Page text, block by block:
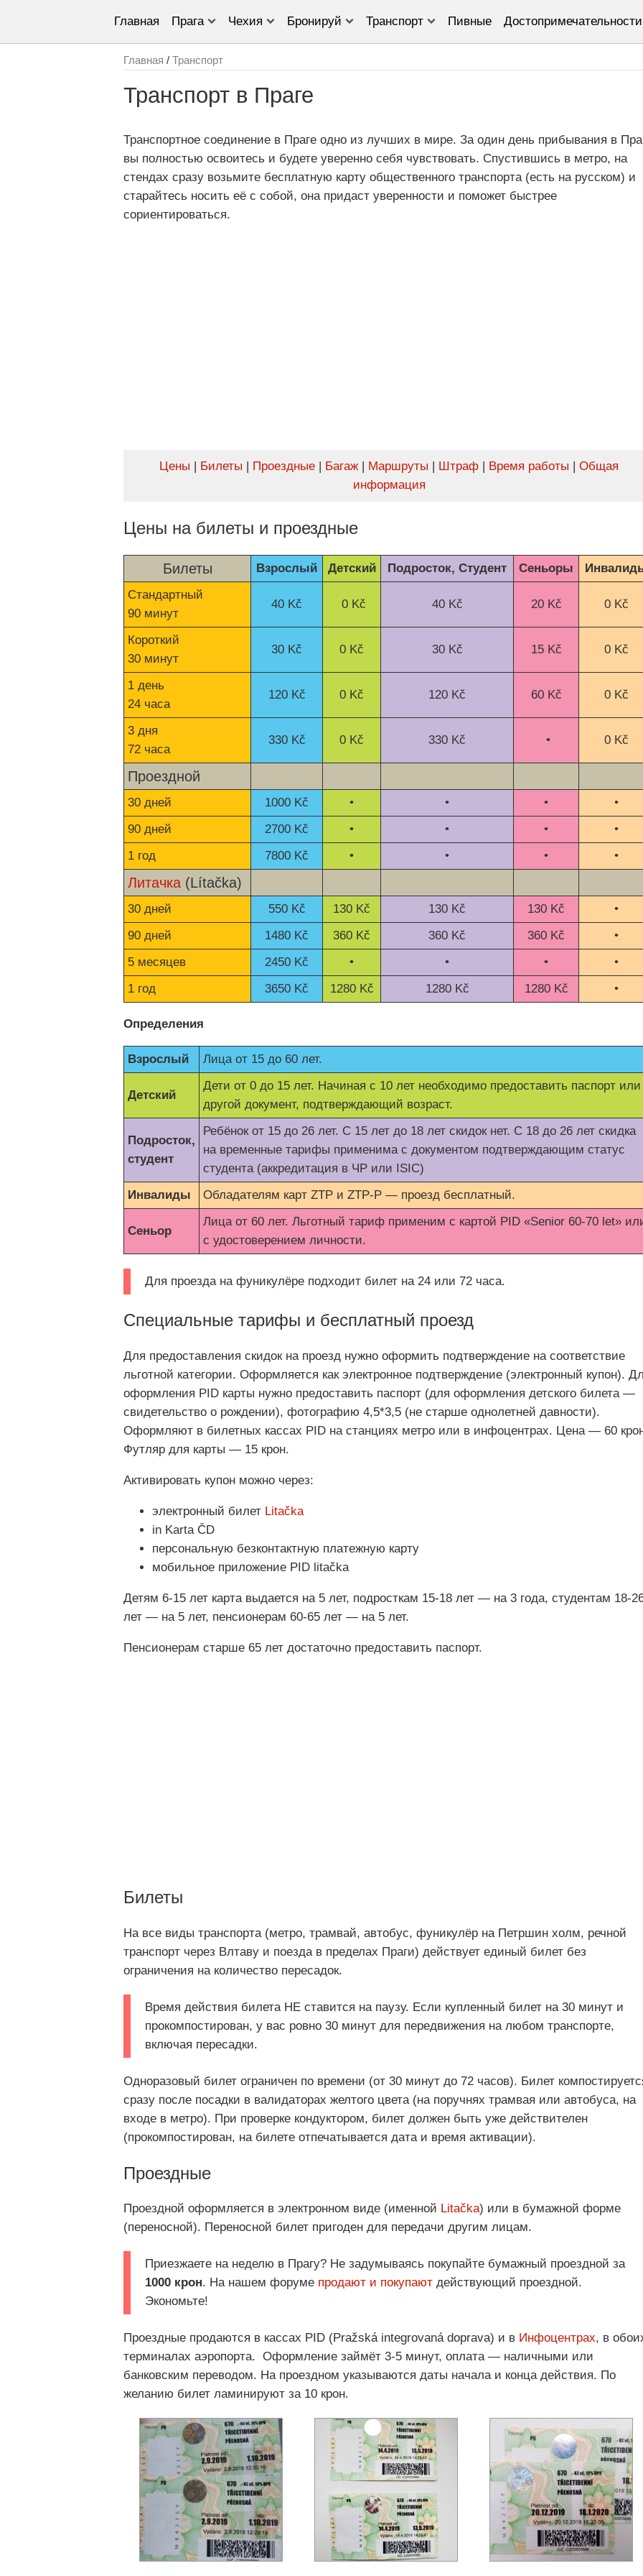
Главная Прага Чехия Бронируй Транспорт Пивные Достопримечательности
Главная / Транспорт
Транспорт в Праге
Транспортное соединение в Праге одно из лучших в мире. За один день прибывания в
вы полностью освоитесь и будете уверенно себя чувствовать. Спустившись в метро, на
стендах сразу возьмите бесплатную карту общественного транспорта (есть на русском) и
старайтесь носить её с собой, она придаст уверенности и поможет быстрее
сориентироваться.
Цены | Билеты | Проездные | Багаж | Маршруты | Штраф | Время работы | Общая
информация
Цены на билеты и проездные
Билеты Взрослый Детский Подросток, Студент Сеньоры
Стандартный
90 минут
40 Kč 0 Kč 40 Kč 20 Kč 0 Kč
Короткий
30 минут
30 Kč 0 Kč 30 Kč 15 Kč 0 Kč
1 день
24 часа
120 Kč 0 Kč 120 Kč 60 Kč 0 Kč
3 дня
72 часа
330 Kč 0 Kč 330 Kč • 0 Kč
Проездной
30 дней 1000 Kč • • •
•
90 дней
2700 Kč • • •
•
1 год
7800 Kč • • • •
Литачка (Lítačka)
30 дней 550 Kč 130 Kč 130 Kč 130 Kč
•
90 дней
1480 Kč 360 Kč 360 Kč 360 Kč
•
5 месяцев
2450 Kč • • •
•
1 год
3650 Kč 1280 Kč 1280 Kč 1280 Kč •
Определения
Взрослый Лица от 15 до 60 лет.
Детский
Дети от 0 до 15 лет. Начиная с 10 лет необходимо предоставить паспорт или
другой документ, подтверждающий возраст.
Подросток,
студент
Ребёнок от 15 до 26 лет. С 15 лет до 18 лет скидок нет. С 18 до 26 лет скидка
на временные тарифы применима с документом подтверждающим статус
студента (аккредитация в ЧР или ISIC)
Инвалиды
Обладателям карт ZTP и ZTP-P — проезд бесплатный.
Сеньор
Лица от 60 лет. Льготный тариф применим с картой PID «Senior 60-70 let»
с удостоверением личности.
Для проезда на фуникулёре подходит билет на 24 или 72 часа.
Специальные тарифы и бесплатный проезд
Для предоставления скидок на проезд нужно оформить подтверждение на соответствие
льготной категории. Оформляется как электронное подтверждение (электронный купон).
оформления PID карты нужно предоставить паспорт (для оформления детского билета —
свидетельство о рождении), фотографию 4,5*3,5 (не старше однолетней давности).
Оформляют в билетных кассах PID на станциях метро или в инфоцентрах. Цена — 60
Футляр для карты — 15 крон.
Активировать купон можно через:
электронный билет Litačka
in Karta ČD
персональную безконтактную платежную карту
мобильное приложение PID litačka
Детям 6-15 лет карта выдается на 5 лет, подросткам 15-18 лет — на 3 года, студентам 18-
лет — на 5 лет, пенсионерам 60-65 лет — на 5 лет.
Пенсионерам старше 65 лет достаточно предоставить паспорт.
Билеты
На все виды транспорта (метро, трамвай, автобус, фуникулёр на Петршин холм, речной
транспорт через Влтаву и поезда в пределах Праги) действует единый билет без
ограничения на количество пересадок.
Время действия билета НЕ ставится на паузу. Если купленный билет на 30 минут и
прокомпостирован, у вас ровно 30 минут для передвижения на любом транспорте,
включая пересадки.
Одноразовый билет ограничен по времени (от 30 минут до 72 часов). Билет
сразу после посадки в валидаторах желтого цвета (на поручнях трамвая или автобуса, на
входе в метро). При проверке кондуктором, билет должен быть уже действителен
(прокомпостирован, на билете отпечатывается дата и время активации).
Проездные
Проездной оформляется в электронном виде (именной Litačka) или в бумажной форме
(переносной). Переносной билет пригоден для передачи другим лицам.
Приезжаете на неделю в Прагу? Не задумываясь покупайте бумажный проездной за
1000 крон. На нашем форуме продают и покупают действующий проездной.
Экономьте!
Проездные продаются в кассах PID (Pražská integrovaná doprava) и в Инфоцентрах, в
терминалах аэропорта. Оформление займёт 3-5 минут, оплата — наличными или
банковским переводом. На проездном указываются даты начала и конца действия. По
желанию билет ламинируют за 10 крон.